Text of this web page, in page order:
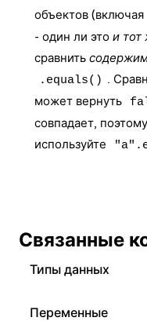
объектов (включая
- один ли это и тот
сравнить
.equals() .
может вернуть
совпадает,
используйте
Связанные
Типы данных
Переменные